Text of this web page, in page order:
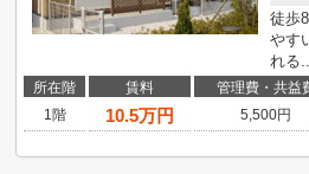
徒歩
やす
れる
所在階 賃料 管理費・共益
1階
10.5万円 5,500円